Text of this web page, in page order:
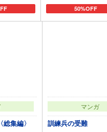
追加 50%OFF
カートに追加
集編〉
マンガ
訓練兵の受難